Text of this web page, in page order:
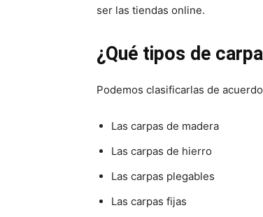
ser las tiendas online.
¿Qué tipos de
Podemos clasificarlas de
Las carpas de madera
Las carpas de hierro
Las carpas plegables
Las carpas fijas